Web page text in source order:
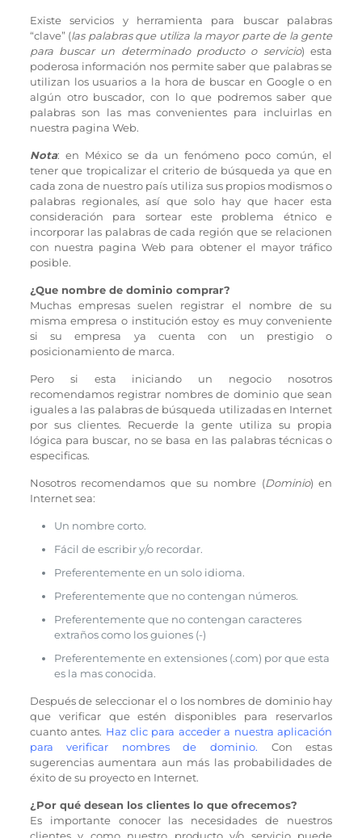
Existe servicios y herramienta para buscar palabras
“clave” (las palabras que utiliza la mayor parte de la gente
para buscar un determinado producto o servicio) esta
poderosa información nos permite saber que palabras se
utilizan los usuarios a la hora de buscar en Google o en
algún otro buscador, con lo que podremos saber que
palabras son las mas convenientes para incluirlas en
nuestra pagina Web.
Nota: en México se da un fenómeno poco común, el
tener que tropicalizar el criterio de búsqueda ya que en
cada zona de nuestro país utiliza sus propios modismos o
palabras regionales, así que solo hay que hacer esta
consideración para sortear este problema étnico e
incorporar las palabras de cada región que se relacionen
con nuestra pagina Web para obtener el mayor tráfico
posible.
¿Que nombre de dominio comprar?
Muchas empresas suelen registrar el nombre de su
misma empresa o institución estoy es muy conveniente
si su empresa ya cuenta con un prestigio o
posicionamiento de marca.
Pero si esta iniciando un negocio nosotros
recomendamos registrar nombres de dominio que sean
iguales a las palabras de búsqueda utilizadas en Internet
por sus clientes. Recuerde la gente utiliza su propia
lógica para buscar, no se basa en las palabras técnicas o
especificas.
Nosotros recomendamos que su nombre (Dominio) en
Internet sea:
Un nombre corto.
Fácil de escribir y/o recordar.
Preferentemente en un solo idioma.
Preferentemente que no contengan números.
Preferentemente que no contengan caracteres
extraños como los guiones (-)
Preferentemente en extensiones (.com) por que esta
es la mas conocida.
Después de seleccionar el o los nombres de dominio hay
que verificar que estén disponibles para reservarlos
cuanto antes. Haz clic para acceder a nuestra aplicación
para verificar nombres de dominio. Con estas
sugerencias aumentara aun más las probabilidades de
éxito de su proyecto en Internet.
¿Por qué desean los clientes lo que ofrecemos?
Es importante conocer las necesidades de nuestros